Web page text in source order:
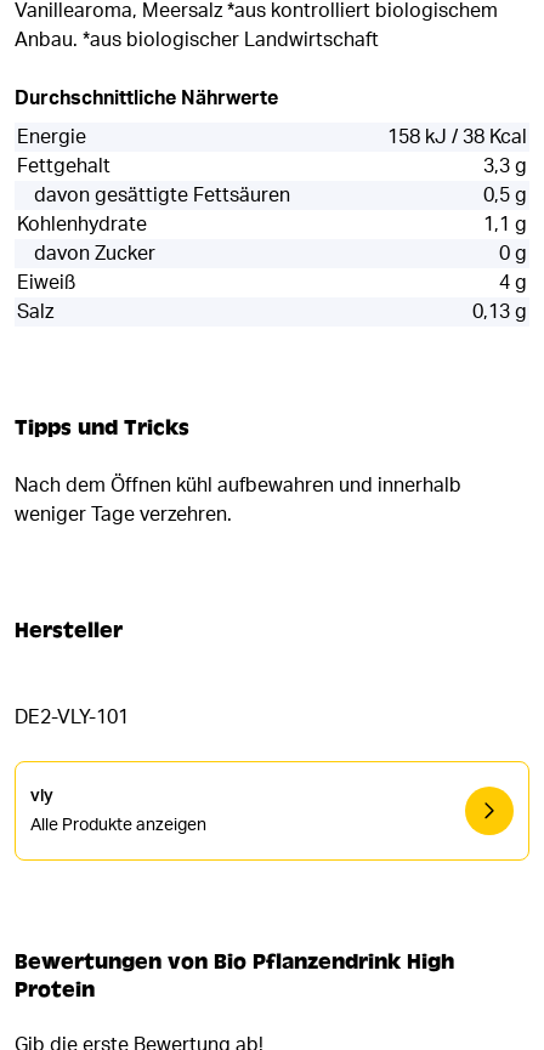
Vanillearoma, Meersalz *aus kontrolliert biologischem
Anbau. *aus biologischer Landwirtschaft
Durchschnittliche Nährwerte
Energie
158 kJ / 38 Kcal
Fettgehalt
3,3 g
davon gesättigte Fettsäuren
0,5 g
Kohlenhydrate
1,1 g
davon Zucker
0 g
Eiweiß
4 g
Salz
0,13 g
Tipps und Tricks
Nach dem Öffnen kühl aufbewahren und innerhalb
weniger Tage verzehren.
Hersteller
DE2-VLY-101
vly
Alle Produkte anzeigen
Bewertungen von Bio Pflanzendrink High
Protein
Gib die erste Bewertung ab!